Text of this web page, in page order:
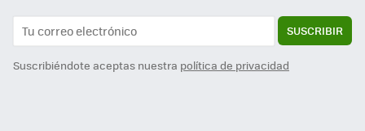
SUSCRIBIR
Suscribiéndote aceptas nuestra política de privacidad